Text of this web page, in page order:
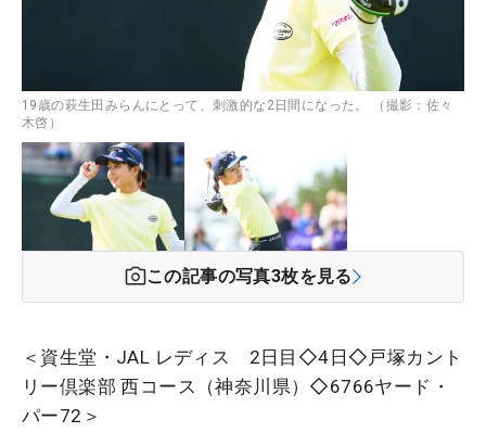
19歳の萩生田みらんにとって、刺激的な2日間になった。 （撮影：佐々
木啓）
この記事の写真3枚を見る
＜資生堂・JAL レディス 2日目◇4日◇戸塚カント
リー倶楽部 西コース（神奈川県）◇6766ヤード・
パー72＞